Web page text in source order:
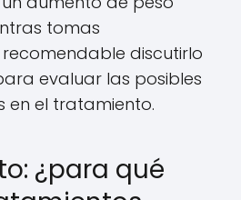
tomas
discutirlo
evaluar las posibles
en el tratamiento.
¿para qué